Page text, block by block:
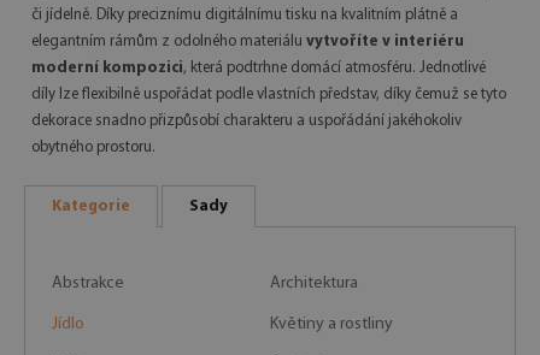
či jídelně. Díky preciznímu digitálnímu tisku na kvalitním plátně a
elegantním rámům z odolného materiálu vytvoříte v interiéru
moderní kompozici, která podtrhne domácí atmosféru. Jednotlivé
díly lze flexibilně uspořádat podle vlastních představ, díky čemuž se tyto
dekorace snadno přizpůsobí charakteru a uspořádání jakéhokoliv
obytného prostoru.
Kategorie Sady
Abstrakce Architektura
Jídlo Květiny a rostliny